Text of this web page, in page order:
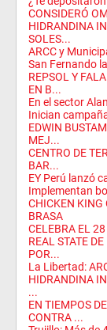
CONSIDERÓ
HIDRANDINA
SOLES...
ARCC y
San Fernando
REPSOL Y
EN B...
En el sector
Inician
EDWIN
MEJ...
CENTRO DE
BAR...
EY Perú lanzó
Implementan
CHICKEN KING
BRASA
CELEBRA EL
REAL STATE
POR...
La Libertad:
HIDRANDINA
...
EN TIEMPOS
CONTRA ...